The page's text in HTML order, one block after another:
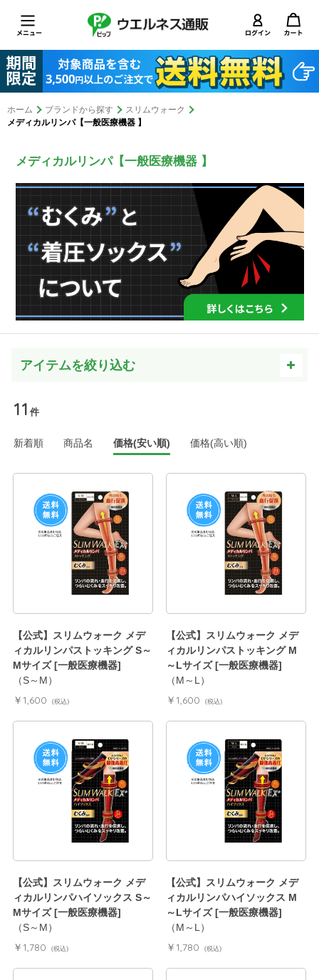
ホーム ブランドから探す
スリムウォーク
メディカルリンパ【一般医療機器 】
メディカルリンパ【一般医療機器 】
11 件
新着順 商品名 価格(安い順) 価格(高い順)
【公式】スリムウォーク メデ
ィカルリンパストッキング S～
Mサイズ [一般医療機器]
（S～M）
￥1,600 (税込)
【公式】スリムウォーク メデ
ィカルリンパストッキング M
～Lサイズ [一般医療機器]
（M～L）
￥1,600 (税込)
【公式】スリムウォーク メデ
ィカルリンパハイソックス S～
Mサイズ [一般医療機器]
（S～M）
￥1,780 (税込)
【公式】スリムウォーク メデ
ィカルリンパハイソックス M
～Lサイズ [一般医療機器]
（M～L）
￥1,780 (税込)